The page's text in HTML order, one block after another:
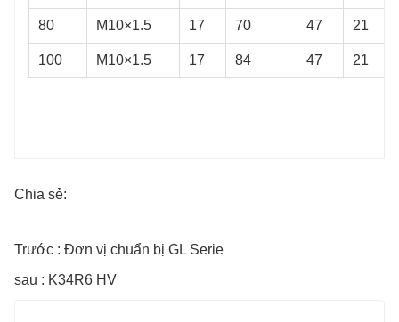
80 M10×1.5 17 70 47 21
100 M10×1.5 17 84 47 21
Chia sẻ:
Trước : Đơn vị chuẩn bị GL Serie
sau : K34R6 HV